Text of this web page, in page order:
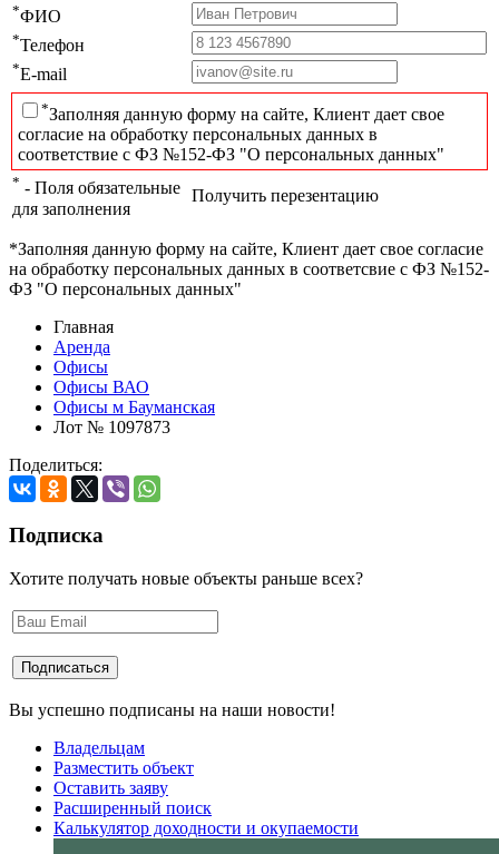
*ФИО
*Телефон
*E-mail
*Заполняя данную форму на сайте, Клиент дает свое
согласие на обработку персональных данных в
соответствие с ФЗ №152-ФЗ "О персональных данных"
* - Поля обязательные
для заполнения
Получить перезентацию
*Заполняя данную форму на сайте, Клиент дает свое согласие
на обработку персональных данных в соответсвие с ФЗ №152-
ФЗ "О персональных данных"
Главная
Аренда
Офисы
Офисы ВАО
Офисы м Бауманская
Лот № 1097873
Поделиться:
Подписка
Хотите получать новые объекты раньше всех?
Вы успешно подписаны на наши новости!
Владельцам
Разместить объект
Оставить заяву
Расширенный поиск
Калькулятор доходности и окупаемости